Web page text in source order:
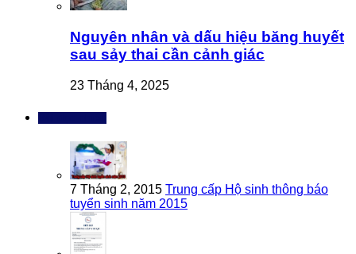
Nguyên nhân và dấu hiệu băng huyết
sau sảy thai cần cảnh giác
23 Tháng 4, 2025
7 Tháng 2, 2015 Trung cấp Hộ sinh thông báo
tuyển sinh năm 2015